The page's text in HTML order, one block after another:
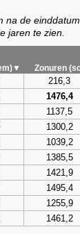
na de
jaren te zien.
Zonuren
216,3
1476,4
1137,5
1300,2
1039,2
1385,5
1421,9
1495,4
1255,9
1461,2